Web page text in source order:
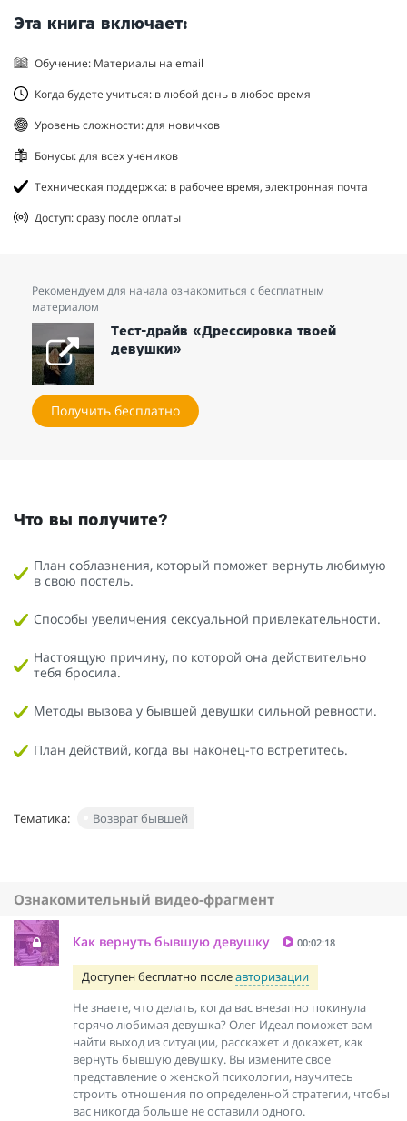
Эта книга включает:
Обучение: Материалы на email
Когда будете учиться: в любой день в любое время
Уровень сложности: для новичков
Бонусы: для всех учеников
Техническая поддержка: в рабочее время, электронная почта
Доступ: сразу после оплаты
Рекомендуем для начала ознакомиться с бесплатным
материалом
Тест-драйв «Дрессировка твоей
девушки»
Получить бесплатно
Что вы получите?
План соблазнения, который поможет вернуть любимую
в свою постель.
Способы увеличения сексуальной привлекательности.
Настоящую причину, по которой она действительно
тебя бросила.
Методы вызова у бывшей девушки сильной ревности.
План действий, когда вы наконец-то встретитесь.
Тематика: Возврат бывшей
Ознакомительный видео-фрагмент
Как вернуть бывшую девушку 00:02:18
Доступен бесплатно послеавторизации
Не знаете, что делать, когда вас внезапно покинула
горячо любимая девушка? Олег Идеал поможет вам
найти выход из ситуации, расскажет и докажет, как
вернуть бывшую девушку. Вы измените свое
представление о женской психологии, научитесь
строить отношения по определенной стратегии, чтобы
вас никогда больше не оставили одного.